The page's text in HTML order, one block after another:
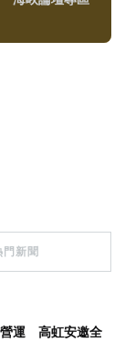
門新聞
營運 高虹安邀全